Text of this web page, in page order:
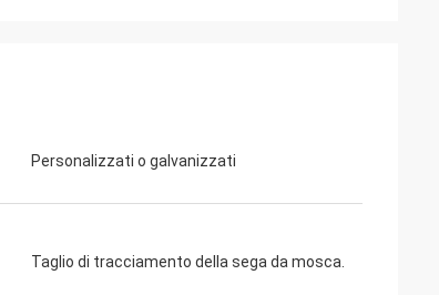
Personalizzati o galvanizzati
Taglio di tracciamento della sega da mosca.